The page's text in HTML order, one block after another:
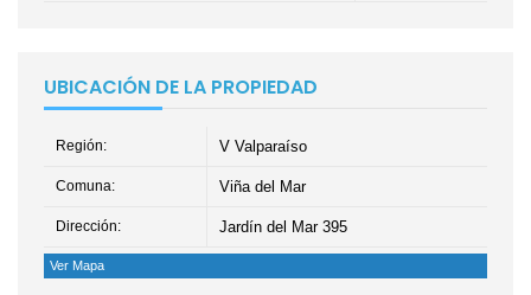
UBICACIÓN DE LA PROPIEDAD
Región: V Valparaíso
Comuna: Viña del Mar
Dirección: Jardín del Mar 395
Ver Mapa